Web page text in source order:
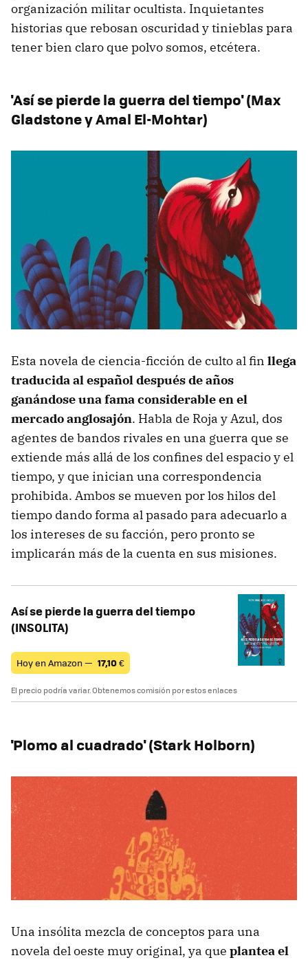
organización militar ocultista. Inquietantes
historias que rebosan oscuridad y tinieblas para
tener bien claro que polvo somos, etcétera.
'Así se pierde la guerra del tiempo' (Max
Gladstone y Amal El-Mohtar)
Esta novela de ciencia-ficción de culto al fin llega
traducida al español después de años
ganándose una fama considerable en el
mercado anglosajón. Habla de Roja y Azul, dos
agentes de bandos rivales en una guerra que se
extiende más allá de los confines del espacio y el
tiempo, y que inician una correspondencia
prohibida. Ambos se mueven por los hilos del
tiempo dando forma al pasado para adecuarlo a
los intereses de su facción, pero pronto se
implicarán más de la cuenta en sus misiones.
Así se pierde la guerra del tiempo
(INSOLITA)
Hoy en Amazon — 17,10€
El precio podría variar. Obtenemos comisión por estos enlaces
'Plomo al cuadrado' (Stark Holborn)
Una insólita mezcla de conceptos para una
novela del oeste muy original, ya que plantea el